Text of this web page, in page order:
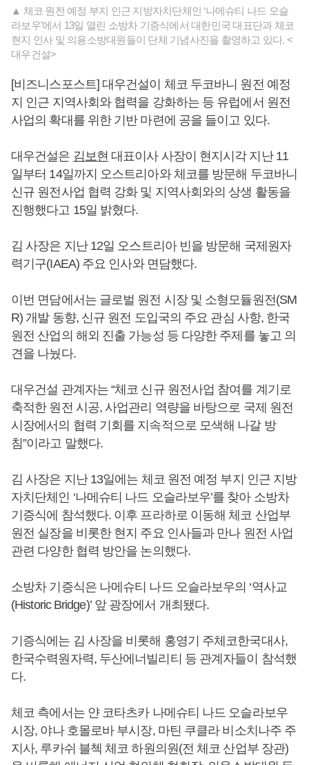
▲ 체코 원전 예정 부지 인근 지방자치단체인 ‘나메슈티 나드 오슬
라보우’에서 13일 열린 소방차 기증식에서 대한민국 대표단과 체코
현지 인사 및 의용소방대원들이 단체 기념사진을 촬영하고 있다. <
대우건설>
[비즈니스포스트] 대우건설이 체코 두코바니 원전 예정
지 인근 지역사회와 협력을 강화하는 등 유럽에서 원전
사업의 확대를 위한 기반 마련에 공을 들이고 있다.
대우건설은 김보현 대표이사 사장이 현지시각 지난 11
일부터 14일까지 오스트리아와 체코를 방문해 두코바니
신규 원전사업 협력 강화 및 지역사회와의 상생 활동을
진행했다고 15일 밝혔다.
김 사장은 지난 12일 오스트리아 빈을 방문해 국제원자
력기구(IAEA) 주요 인사와 면담했다.
이번 면담에서는 글로벌 원전 시장 및 소형모듈원전(SM
R) 개발 동향, 신규 원전 도입국의 주요 관심 사항, 한국
원전 산업의 해외 진출 가능성 등 다양한 주제를 놓고 의
견을 나눴다.
대우건설 관계자는 “체코 신규 원전사업 참여를 계기로
축적한 원전 시공, 사업관리 역량을 바탕으로 국제 원전
시장에서의 협력 기회를 지속적으로 모색해 나갈 방
침”이라고 말했다.
김 사장은 지난 13일에는 체코 원전 예정 부지 인근 지방
자치단체인 ‘나메슈티 나드 오슬라보우’를 찾아 소방차
기증식에 참석했다. 이후 프라하로 이동해 체코 산업부
원전 실장을 비롯한 현지 주요 인사들과 만나 원전 사업
관련 다양한 협력 방안을 논의했다.
소방차 기증식은 나메슈티 나드 오슬라보우의 ‘역사교
(Historic Bridge)’ 앞 광장에서 개최됐다.
기증식에는 김 사장을 비롯해 홍영기 주체코한국대사,
한국수력원자력, 두산에너빌리티 등 관계자들이 참석했
다.
체코 측에서는 얀 코타츠카 나메슈티 나드 오슬라보우
시장, 야나 호몰로바 부시장, 마틴 쿠클라 비소치나주 주
지사, 루카쉬 블첵 체코 하원의원(전 체코 산업부 장관)